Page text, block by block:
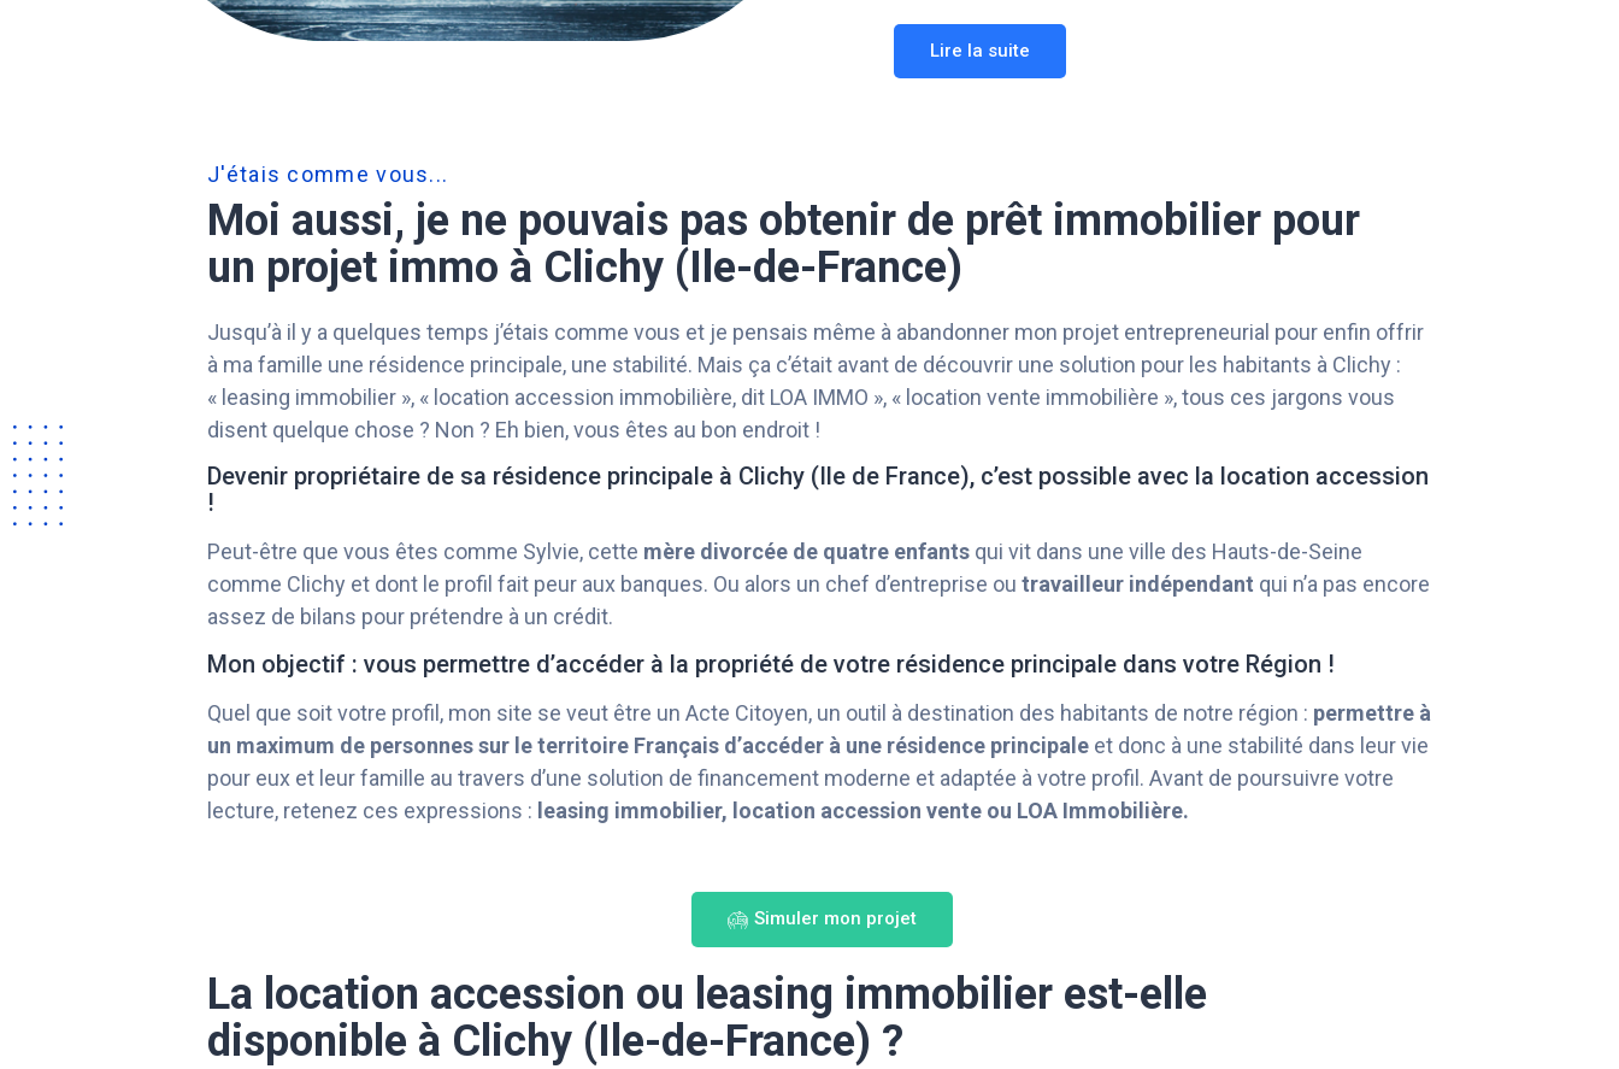
Lire la suite
J'étais comme vous...
Moi aussi, je ne pouvais pas obtenir de prêt immobilier pour
un projet immo à Clichy (Ile-de-France)
Jusqu’à il y a quelques temps j’étais comme vous et je pensais même à abandonner mon projet entrepreneurial pour enfin offrir
à ma famille une résidence principale, une stabilité. Mais ça c’était avant de découvrir une solution pour les habitants à Clichy :
« leasing immobilier », « location accession immobilière, dit LOA IMMO », « location vente immobilière », tous ces jargons vous
disent quelque chose ? Non ? Eh bien, vous êtes au bon endroit !
Devenir propriétaire de sa résidence principale à Clichy (Ile de France), c’est possible avec la location accession
!
Peut-être que vous êtes comme Sylvie, cette mère divorcée de quatre enfants qui vit dans une ville des Hauts-de-Seine
comme Clichy et dont le profil fait peur aux banques. Ou alors un chef d’entreprise ou travailleur indépendant qui n’a pas encore
assez de bilans pour prétendre à un crédit.
Mon objectif : vous permettre d’accéder à la propriété de votre résidence principale dans votre Région !
Quel que soit votre profil, mon site se veut être un Acte Citoyen, un outil à destination des habitants de notre région : permettre à
un maximum de personnes sur le territoire Français d’accéder à une résidence principale et donc à une stabilité dans leur vie
pour eux et leur famille au travers d’une solution de financement moderne et adaptée à votre profil. Avant de poursuivre votre
lecture, retenez ces expressions : leasing immobilier, location accession vente ou LOA Immobilière.
Simuler mon projet
La location accession ou leasing immobilier est-elle
disponible à Clichy (Ile-de-France) ?